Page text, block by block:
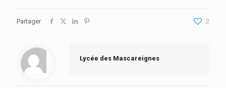
Partager 2
Lycée des Mascareignes